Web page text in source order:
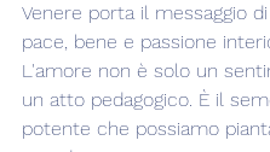
Venere porta il messaggio
pace, bene e passione
L'amore non è solo un
un atto pedagogico. È il
potente che possiamo